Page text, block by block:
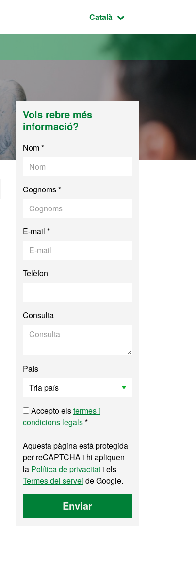
Idioma seleccionat:
Català
Vols rebre més
informació?
Nom *
Cognoms *
E-mail *
Telèfon
Consulta
País
Accepto elstermes i
condicions legals*
Aquesta pàgina està protegida
per reCAPTCHA i hi apliquen
la Política de privacitat i els
Termes del servei de Google.
Enviar